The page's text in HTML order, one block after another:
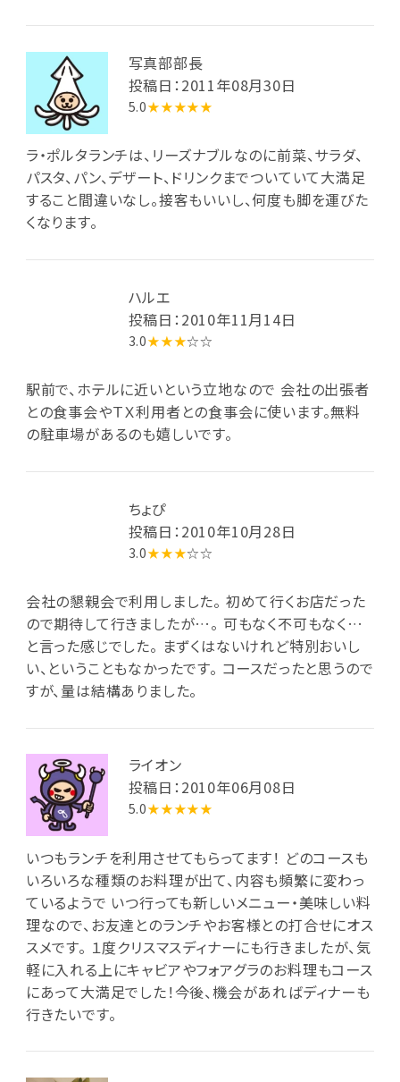
写真部部長
投稿日：2011年08月30日
5.0★★★★★
ラ・ポルタランチは、リーズナブルなのに前菜、サラダ、
パスタ、パン、デザート、ドリンクまでついていて大満足
すること間違いなし。接客もいいし、何度も脚を運びた
くなります。
ハルエ
投稿日：2010年11月14日
3.0★★★☆☆
駅前で、ホテルに近いという立地なので 会社の出張者
との食事会やＴＸ利用者との食事会に使います。無料
の駐車場があるのも嬉しいです。
ちょぴ
投稿日：2010年10月28日
3.0★★★☆☆
会社の懇親会で利用しました。 初めて行くお店だった
ので期待して行きましたが…。 可もなく不可もなく…
と言った感じでした。 まずくはないけれど特別おいし
い、ということもなかったです。 コースだったと思うので
すが、量は結構ありました。
ライオン
投稿日：2010年06月08日
5.0★★★★★
いつもランチを利用させてもらってます！ どのコースも
いろいろな種類のお料理が出て、内容も頻繁に変わっ
ているようで いつ行っても新しいメニュー・美味しい料
理なので、お友達とのランチやお客様との打合せにオス
スメです。 １度クリスマスディナーにも行きましたが、気
軽に入れる上にキャビアやフォアグラのお料理もコース
にあって大満足でした！今後、機会があればディナーも
行きたいです。